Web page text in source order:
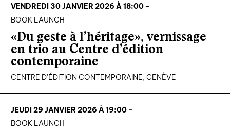
VENDREDI 30 JANVIER 2026 À 18:00 -
BOOK LAUNCH
«Du geste à l’héritage», vernissage
en trio au Centre d’édition
contemporaine
CENTRE D’ÉDITION CONTEMPORAINE, GENÈVE
JEUDI 29 JANVIER 2026 À 19:00 -
BOOK LAUNCH